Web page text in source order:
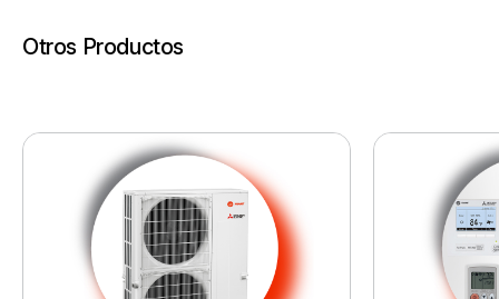
Otros Productos